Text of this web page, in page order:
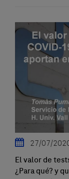
27/07/
El valor de
¿Para qué? y